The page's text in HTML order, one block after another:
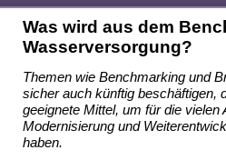
Was wird aus dem
Wasserversorgung?
Themen wie Benchmarking und
sicher auch künftig beschäftigen,
geeignete Mittel, um für die
Modernisierung und
haben.